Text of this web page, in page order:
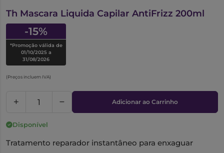
Th Mascara Liquida Capilar AntiFrizz 200ml
-15%
*Promoção válida de
01/10/2025 a
31/08/2026
(Preços incluem IVA)
Adicionar ao Carrinho
Disponível
Tratamento reparador instantâneo para enxaguar